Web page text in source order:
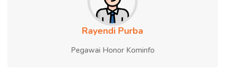
Rayendi Purba
Pegawai Honor Kominfo